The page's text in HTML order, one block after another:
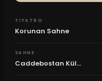
TIYATRO
Korunan Sahne
SAHNE
Caddebostan Kül...